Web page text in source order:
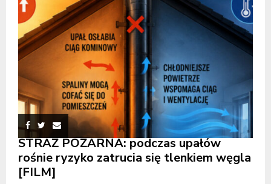
STRAŻ POŻARNA: podczas upałów
rośnie ryzyko zatrucia się tlenkiem węgla
[FILM]